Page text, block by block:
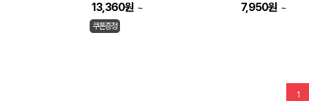
13,360원 ~
쿠폰증정
7,950원 ~
1